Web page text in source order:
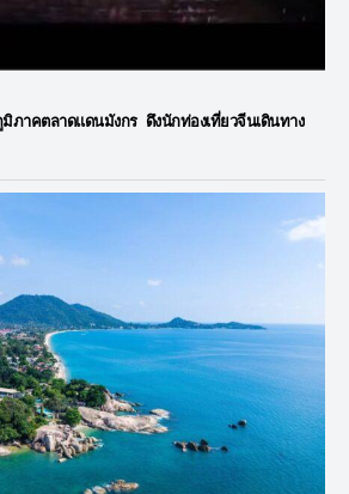
ภาคตลาดแดนมังกร ดึงนักท่องเที่ยวจีนเดินทาง